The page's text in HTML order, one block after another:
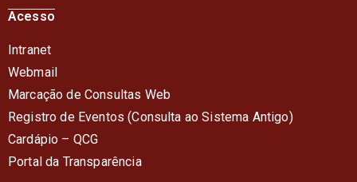
Acesso
Intranet
Webmail
Marcação de Consultas Web
Registro de Eventos (Consulta ao Sistema Antigo)
Cardápio – QCG
Portal da Transparência